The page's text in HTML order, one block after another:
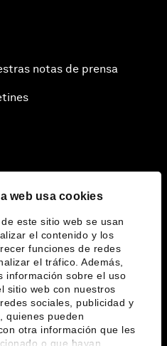
web usa cookies
este sitio web se usan
el contenido y los
funciones de redes
el tráfico. Además,
información sobre el uso
sitio web con nuestros
sociales, publicidad y
quienes pueden
otra información que les
o que hayan
notas de prensa